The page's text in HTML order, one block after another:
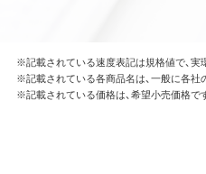
※記載されている速度表記は規格値で、実
※記載されている各商品名は、一般に各社
※記載されている価格は、希望小売価格で